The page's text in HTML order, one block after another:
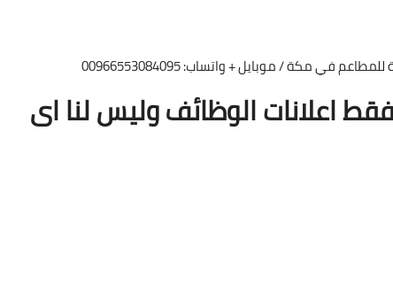
مكة ​/ موبايل + واتساب: 00966553084095
اعلانات الوظائف وليس لنا اى